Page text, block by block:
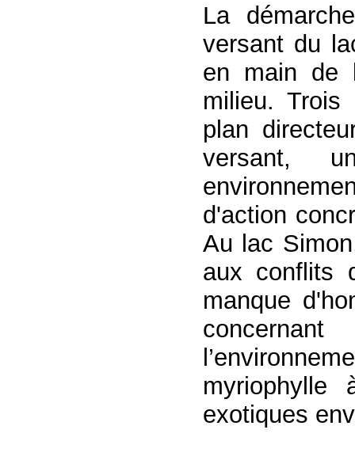
La
versant du
en main de
milieu. Trois
plan
versant,
d'action
Au lac
aux conflits
manque
myriophylle
exotiques